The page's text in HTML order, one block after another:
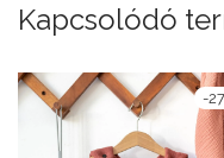
Kapcsolódó
-27